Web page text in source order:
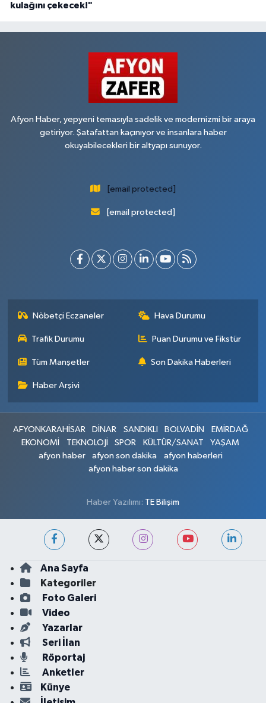
kulağını çekecek!"
Afyon Haber, yepyeni temasıyla sadelik ve modernizmi bir araya
getiriyor. Şatafattan kaçınıyor ve insanlara haber
okuyabilecekleri bir altyapı sunuyor.
[email protected]
[email protected]
Nöbetçi Eczaneler Hava Durumu
Trafik Durumu Puan Durumu ve Fikstür
Tüm Manşetler Son Dakika Haberleri
Haber Arşivi
AFYONKARAHİSAR DİNAR SANDIKLI BOLVADİN
EMİRDAĞ
EKONOMİ
TEKNOLOJİ SPOR KÜLTÜR/SANAT
YAŞAM
afyon haber
afyon son dakika
afyon haberleri
afyon haber son dakika
Haber Yazılımı: TE Bilişim
Ana Sayfa
Kategoriler
Foto Galeri
Video
Yazarlar
Seri İlan
Röportaj
Anketler
Künye